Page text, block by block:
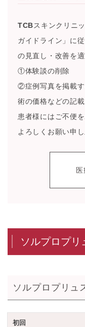
TCBスキンクリニ
ガイドライン」に
の見直し・改善を
①体験談の削除
②症例写真を掲載
術の価格などの記載
患者様にはご不便
よろしくお願い申し
ソルプロプリ
ソルプロプリュ
初回